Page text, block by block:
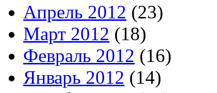
Апрель 2012 (23)
Март 2012 (18)
Февраль 2012 (16)
Январь 2012 (14)